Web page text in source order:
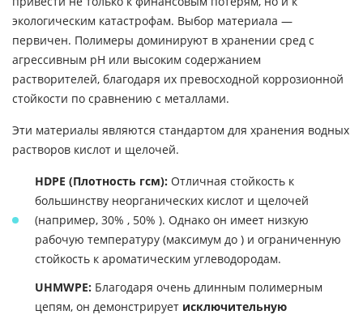
экологическим катастрофам. Выбор материала —
первичен. Полимеры доминируют в хранении сред с
агрессивным pH или высоким содержанием
растворителей, благодаря их превосходной коррозионной
стойкости по сравнению с металлами.
Эти материалы являются стандартом для хранения водных
растворов кислот и щелочей.
HDPE (Плотность гсм): Отличная стойкость к
большинству неорганических кислот и щелочей
(например, 30% , 50% ). Однако он имеет низкую
рабочую температуру (максимум до ) и ограниченную
стойкость к ароматическим углеводородам.
UHMWPE: Благодаря очень длинным полимерным
цепям, он демонстрирует исключительную